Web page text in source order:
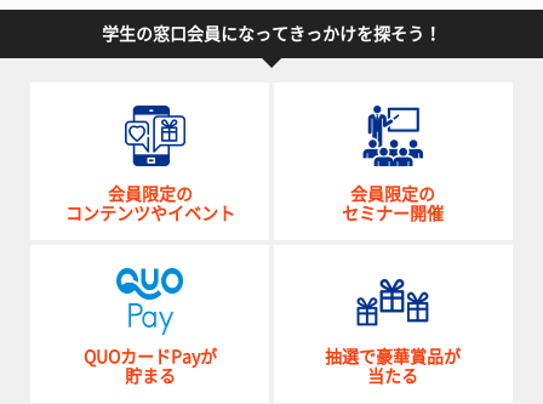
学生の窓口会員になってきっかけを探そう！
会員限定の
コンテンツやイベント
会員限定の
セミナー開催
QUOカードPayが
貯まる
抽選で豪華賞品が
当たる